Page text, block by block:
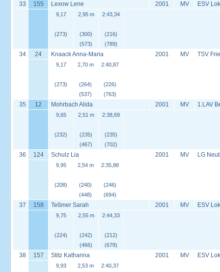
33 155 Lexow Lene 2001 MV ESV
9,17
(273)
2,95 m
(300)
(573)
2:43,34
(216)
(789)
34 24 Knaack Anna-Maria 2001 MV TSV
9,17
(273)
2,70 m
(264)
(537)
2:40,87
(226)
(763)
35 12 Mohrbach Alida 2001 MV 1.LAV
9,65
(232)
2,51 m
(235)
(467)
2:38,69
(235)
(702)
36 124 Schulz Lia 2001 MV LG
9,95
(208)
2,54 m
(240)
(448)
2:35,88
(246)
(694)
37 158 Teßmer Sarah 2001 MV ESV
9,75
(224)
2,55 m
(242)
(466)
2:44,33
(212)
(678)
38 157 Stitz Katharina 2001 MV ESV
9,93 2,53 m 2:40,37